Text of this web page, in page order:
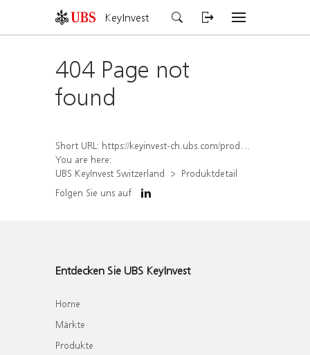
KeyInvest
404 Page not
found
Short URL: https://keyinvest-ch.ubs.com/produkt/detail/index/isin/CH1567428847
You are here:
UBS KeyInvest Switzerland
Produktdetail
Folgen Sie uns auf
Entdecken Sie UBS KeyInvest
Home
Märkte
Produkte